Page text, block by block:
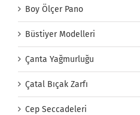
Boy Ölçer Pano
Büstiyer Modelleri
Çanta Yağmurluğu
Çatal Bıçak Zarfı
Cep Seccadeleri